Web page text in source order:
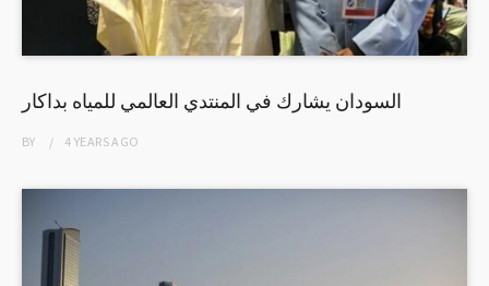
السودان يشارك في المنتدي العالمي للمياه بداكار
BY 4 YEARSAGO